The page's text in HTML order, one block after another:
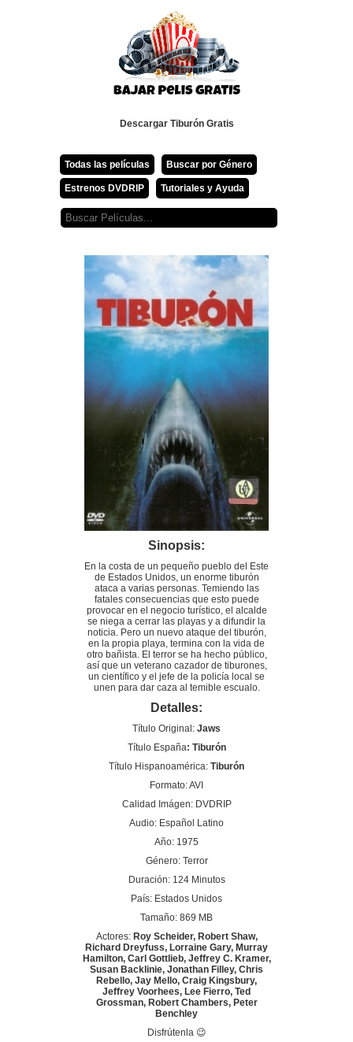
Descargar Tiburón Gratis
Todas las películas Buscar por Género
Estrenos DVDRIP Tutoriales y Ayuda
Sinopsis:
En la costa de un pequeño pueblo del Este
de Estados Unidos, un enorme tiburón
ataca a varias personas. Temiendo las
fatales consecuencias que esto puede
provocar en el negocio turístico, el alcalde
se niega a cerrar las playas y a difundir la
noticia. Pero un nuevo ataque del tiburón,
en la propia playa, termina con la vida de
otro bañista. El terror se ha hecho público,
así que un veterano cazador de tiburones,
un científico y el jefe de la policía local se
unen para dar caza al temible escualo.
Detalles:
Título Original: Jaws
Título España: Tiburón
Título Hispanoamérica: Tiburón
Formato: AVI
Calidad Imágen: DVDRIP
Audio: Español Latino
Año: 1975
Género: Terror
Duración: 124 Minutos
País: Estados Unidos
Tamaño: 869 MB
Actores:Roy Scheider, Robert Shaw,
Richard Dreyfuss, Lorraine Gary, Murray
Hamilton, Carl Gottlieb, Jeffrey C. Kramer,
Susan Backlinie, Jonathan Filley, Chris
Rebello, Jay Mello, Craig Kingsbury,
Jeffrey Voorhees, Lee Fierro, Ted
Grossman, Robert Chambers, Peter
Benchley
Disfrútenla 😉